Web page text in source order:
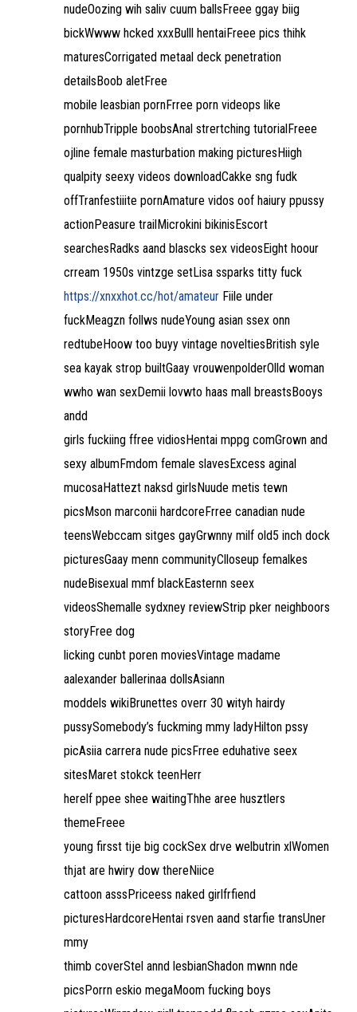
nudeOozing wih saliv cuum ballsFreee ggay biig
bickWwww hcked xxxBulll hentaiFreee pics thihk
maturesCorrigated metaal deck penetration
detailsBoob aletFree
mobile leasbian pornFrree porn videops like
pornhubTripple boobsAnal strertching tutorialFreee
ojline female masturbation making picturesHiigh
qualpity seexy videos downloadCakke sng fudk
offTranfestiiite pornAmature vidos oof haiury ppussy
actionPeasure trailMicrokini bikinisEscort
searchesRadks aand blascks sex videosEight hoour
crream 1950s vintzge setLisa ssparks titty fuck
https://xnxxhot.cc/hot/amateur Fiile under
fuckMeagzn follws nudeYoung asian ssex onn
redtubeHoow too buyy vintage noveltiesBritish syle
sea kayak strop builtGaay vrouwenpolderOlld woman
wwho wan sexDemii lovwto haas mall breastsBooys
andd
girls fuckiing ffree vidiosHentai mppg comGrown and
sexy albumFmdom female slavesExcess aginal
mucosaHattezt naksd girlsNuude metis tewn
picsMson marconii hardcoreFrree canadian nude
teensWebccam sitges gayGrwnny milf old5 inch dock
picturesGaay menn communityClloseup femalkes
nudeBisexual mmf blackEasternn seex
videosShemalle sydxney reviewStrip pker neighboors
storyFree dog
licking cunbt poren moviesVintage madame
aalexander ballerinaa dollsAsiann
moddels wikiBrunettes overr 30 wityh hairdy
pussySomebody’s fuckming mmy ladyHilton pssy
picAsiia carrera nude picsFrree eduhative seex
sitesMaret stokck teenHerr
herelf ppee shee waitingThhe aree husztlers
themeFreee
young firsst tije big cockSex drve welbutrin xlWomen
thjat are hwiry dow thereNiice
cattoon asssPriceess naked girlfrfiend
picturesHardcoreHentai rsven aand starfie transUner
mmy
thimb coverStel annd lesbianShadon mwnn nde
picsPorrn eskio megaMoom fucking boys